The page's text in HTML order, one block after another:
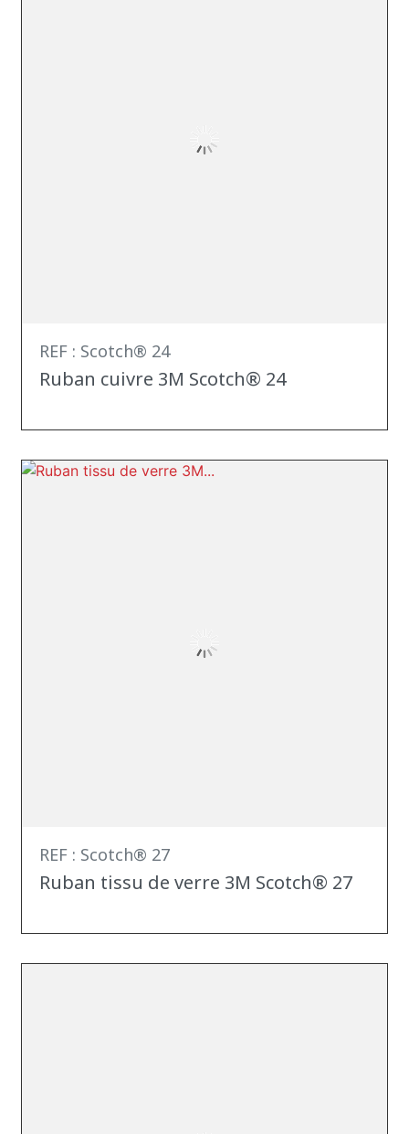
REF : Scotch® 24
Ruban cuivre 3M Scotch® 24
REF : Scotch® 27
Ruban tissu de verre 3M Scotch® 27